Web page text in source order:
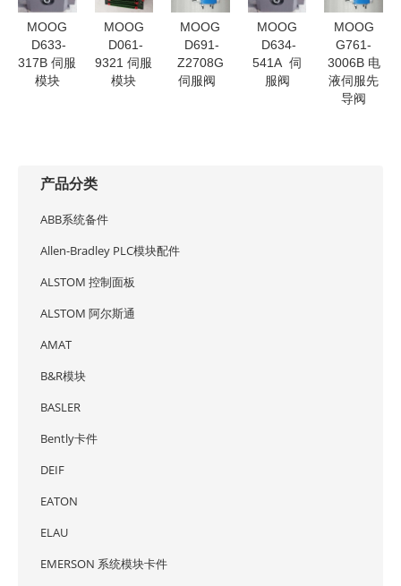
MOOG
D633-
317B 伺服
模块
MOOG
D061-
9321 伺服
模块
MOOG
D691-
Z2708G
伺服阀
MOOG
D634-
541A 伺
服阀
MOOG
G761-
3006B 电
液伺服先
导阀
产品分类
ABB系统备件
Allen-Bradley PLC模块配件
ALSTOM 控制面板
ALSTOM 阿尔斯通
AMAT
B&R模块
BASLER
Bently卡件
DEIF
EATON
ELAU
EMERSON 系统模块卡件